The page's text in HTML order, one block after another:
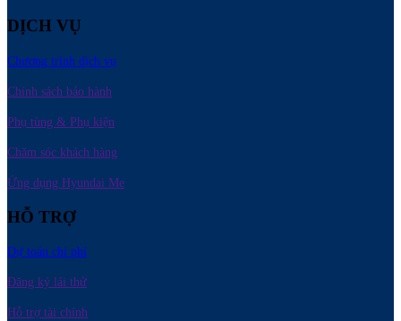
DỊCH VỤ
Chương trình dịch vụ
Chính sách bảo hành
Phụ tùng & Phụ kiện
Chăm sóc khách hàng
Ứng dụng Hyundai Me
HỖ TRỢ
Dự toán chi phí
Đăng ký lái thử
Hỗ trợ tài chính